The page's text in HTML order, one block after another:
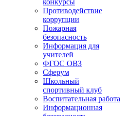
конкурсы
Противодействие
коррупции
Пожарная
безопасность
Информация для
учителей
ФГОС ОВЗ
Сферум
Школьный
спортивный клуб
Воспитательная работа
Информационная